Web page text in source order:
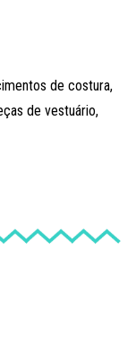
de costura,
de vestuário,